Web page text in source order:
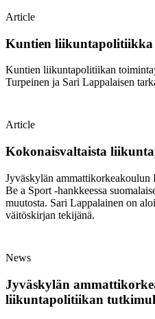
Article
Kuntien liikuntapolitiikka
Kuntien liikuntapolitiikan
Turpeinen ja Sari Lappalaisen
Article
Kokonaisvaltaista
Jyväskylän
Be a Sport -hankkeessa
muutosta. Sari Lappalainen on
väitöskirjan tekijänä.
News
Jyväskylän
liikuntapolitiikan